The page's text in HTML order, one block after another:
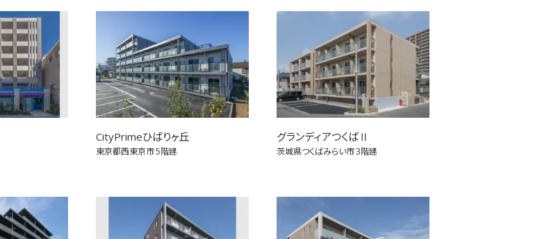
CityPrimeひばりヶ丘
東京都西東京市5階建
グランディアつくばⅡ
茨城県つくばみらい市3階建